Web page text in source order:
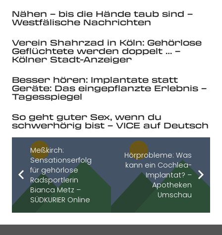
Nähen – bis die Hände taub sind –
Westfälische Nachrichten
Verein Shahrzad in Köln: Gehörlose
Geflüchtete werden doppelt … –
Kölner Stadt-Anzeiger
Besser hören: Implantate statt
Geräte: Das eingepflanzte Erlebnis –
Tagesspiegel
So geht guter Sex, wenn du
schwerhörig bist – VICE auf Deutsch
Meßkirch:
Sensationserfolg
für gehörlose
Radsportlerin
Bianca Metz –
SÜDKURIER Online
Hörprobleme: Was
kann ein Cochlea-
Implantat? –
Apotheken
Umschau